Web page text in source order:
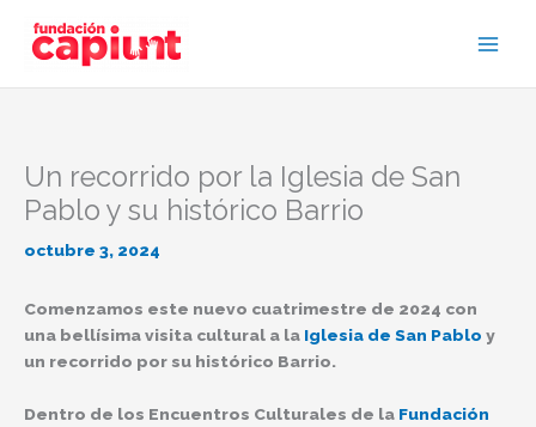
contenido
Un recorrido por la Iglesia de San
Pablo y su histórico Barrio
octubre 3, 2024
Comenzamos este nuevo cuatrimestre de 2024 con
una bellísima visita cultural a la Iglesia de San Pablo y
un recorrido por su histórico Barrio.
Dentro de los Encuentros Culturales de la Fundación